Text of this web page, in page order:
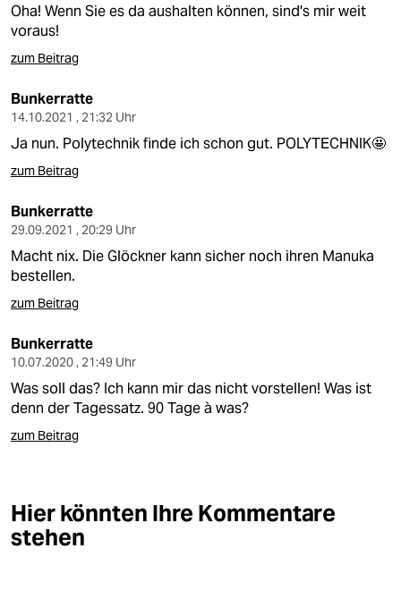
Oha! Wenn Sie es da aushalten können, sind's mir weit
voraus!
zum Beitrag
Bunkerratte
14.10.2021 , 21:32 Uhr
Ja nun. Polytechnik finde ich schon gut. POLYTECHNIK🤩
zum Beitrag
Bunkerratte
29.09.2021 , 20:29 Uhr
Macht nix. Die Glöckner kann sicher noch ihren Manuka
bestellen.
zum Beitrag
Bunkerratte
10.07.2020 , 21:49 Uhr
Was soll das? Ich kann mir das nicht vorstellen! Was ist
denn der Tagessatz. 90 Tage à was?
zum Beitrag
Hier könnten Ihre Kommentare
stehen